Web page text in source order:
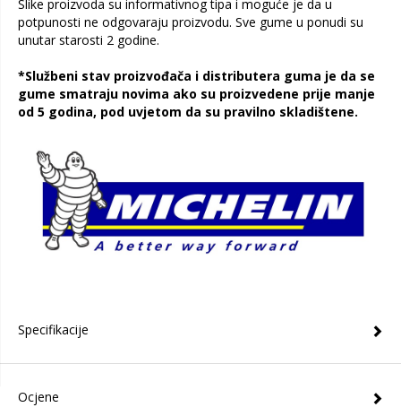
Slike proizvoda su informativnog tipa i moguće je da u
potpunosti ne odgovaraju proizvodu. Sve gume u ponudi su
unutar starosti 2 godine.
*Službeni stav proizvođača i distributera guma je da se
gume smatraju novima ako su proizvedene prije manje
od 5 godina, pod uvjetom da su pravilno skladištene.
Specifikacije
Ocjene